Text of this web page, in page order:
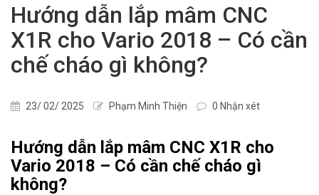
Hướng dẫn lắp mâm CNC
X1R cho Vario 2018 – Có cần
chế cháo gì không?
23/ 02/ 2025 Phạm Minh Thiện 0 Nhận xét
Hướng dẫn lắp mâm CNC X1R cho
Vario 2018 – Có cần chế cháo gì
không?